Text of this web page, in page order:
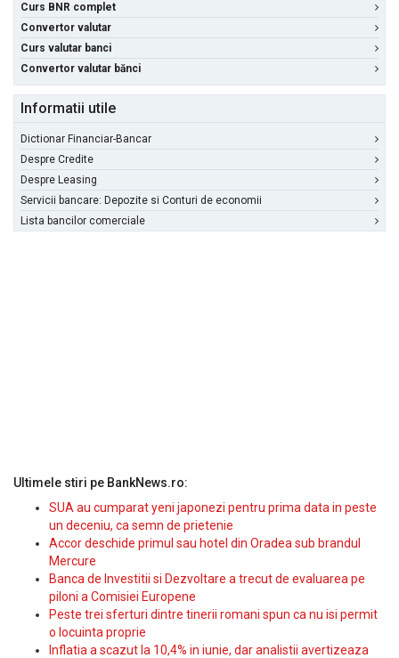
Curs BNR complet
Convertor valutar
Curs valutar banci
Convertor valutar bănci
Informatii utile
Dictionar Financiar-Bancar
Despre Credite
Despre Leasing
Servicii bancare: Depozite si Conturi de economii
Lista bancilor comerciale
Ultimele stiri pe BankNews.ro:
SUA au cumparat yeni japonezi pentru prima data in peste
un deceniu, ca semn de prietenie
Accor deschide primul sau hotel din Oradea sub brandul
Mercure
Banca de Investitii si Dezvoltare a trecut de evaluarea pe
piloni a Comisiei Europene
Peste trei sferturi dintre tinerii romani spun ca nu isi permit
o locuinta proprie
Inflatia a scazut la 10,4% in iunie, dar analistii avertizeaza